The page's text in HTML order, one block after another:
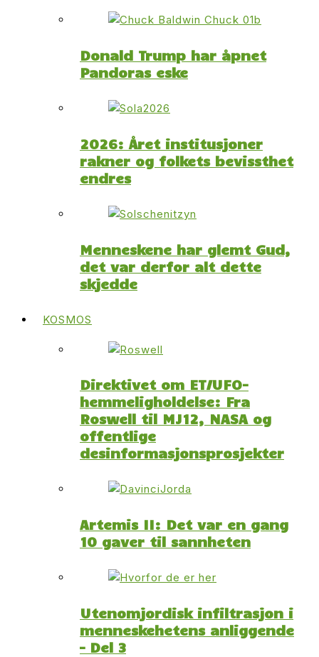
Donald Trump har åpnet
Pandoras eske
2026: Året institusjoner
rakner og folkets bevissthet
endres
Menneskene har glemt Gud,
det var derfor alt dette
skjedde
KOSMOS
Direktivet om ET/UFO-
hemmeligholdelse: Fra
Roswell til MJ12, NASA og
offentlige
desinformasjonsprosjekter
Artemis II: Det var en gang
10 gaver til sannheten
Utenomjordisk infiltrasjon i
menneskehetens anliggende
– Del 3